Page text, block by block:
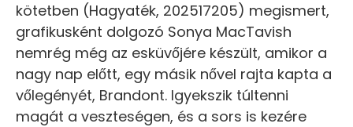
kötetben (Hagyaték, 202517205) megismert,
grafikusként dolgozó Sonya MacTavish
nemrég még az esküvőjére készült, amikor a
nagy nap előtt, egy másik nővel rajta kapta a
vőlegényét, Brandont. Igyekszik túltenni
magát a veszteségen, és a sors is kezére